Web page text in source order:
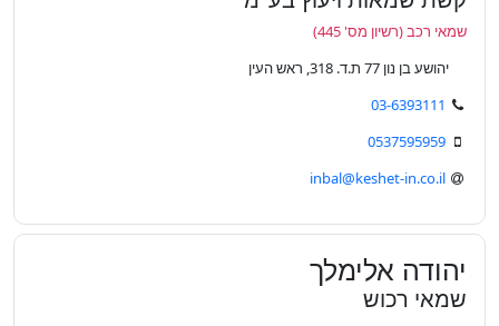
שמאי רכב (רשיון מס' 445)
יהושע בן נון 77 ת.ד. 318, ראש העין
03-6393111
0537595959
inbal@keshet-in.co.il
יהודה אלימלך
שמאי רכוש